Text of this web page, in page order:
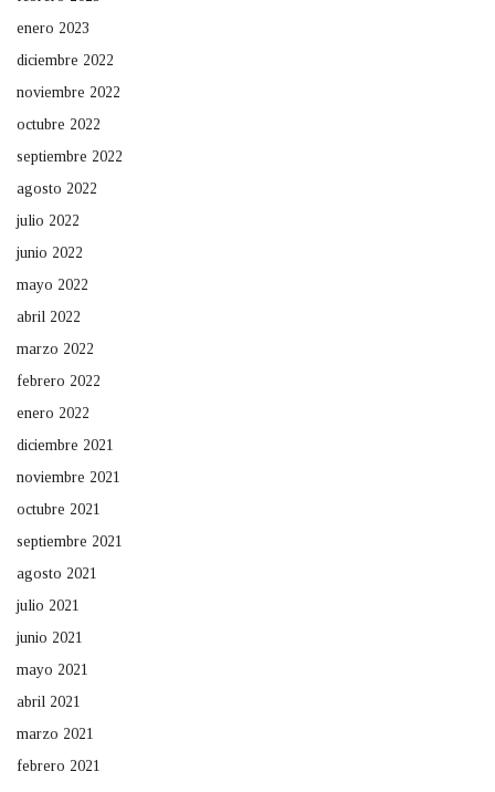
enero 2023
diciembre 2022
noviembre 2022
octubre 2022
septiembre 2022
agosto 2022
julio 2022
junio 2022
mayo 2022
abril 2022
marzo 2022
febrero 2022
enero 2022
diciembre 2021
noviembre 2021
octubre 2021
septiembre 2021
agosto 2021
julio 2021
junio 2021
mayo 2021
abril 2021
marzo 2021
febrero 2021